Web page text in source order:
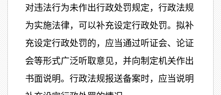
对违法行为未作出行政处罚规定，行政法规
为实施法律，可以补充设定行政处罚。拟补
充设定行政处罚的，应当通过听证会、论证
会等形式广泛听取意见，并向制定机关作出
书面说明。行政法规报送备案时，应当说明